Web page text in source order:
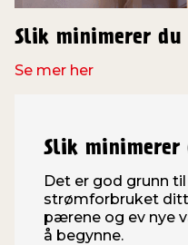
Slik minimerer du
Se mer her
Slik minimerer
Det er god grunn
strømforbruket
pærene og ev nye
å begynne.